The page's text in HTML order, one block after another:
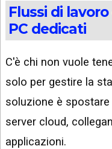
Flussi di
PC dedicati
C'è chi non vuole
solo per gestire la
soluzione è
server cloud,
applicazioni.